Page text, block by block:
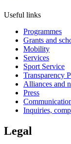
Useful links
Programmes
Grants and
Mobility
Services
Sport Service
Transparency
Alliances and
Press
Inquiries,
Legal